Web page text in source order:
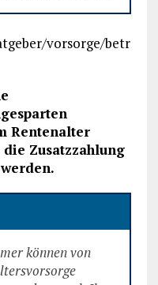
vorsorge/betr
Rentenalter
Zusatzzahlung
können von